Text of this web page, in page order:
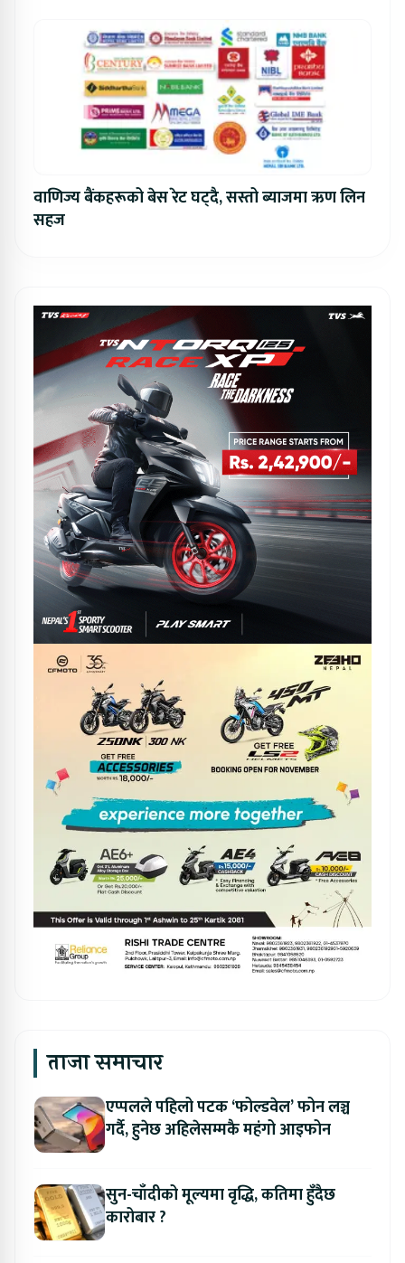
वाणिज्य बैंकहरूको बेस रेट घट्दै, सस्तो ब्याजमा ऋण लिन
सहज
ताजा समाचार
एप्पलले पहिलो पटक ‘फोल्डवेल’ फोन लञ्च
गर्दै, हुनेछ अहिलेसम्मकै महंगो आइफोन
सुन-चाँदीको मूल्यमा वृद्धि, कतिमा हुँदैछ
कारोबार ?